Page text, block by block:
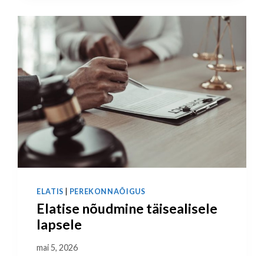
ELATIS PEREKONNAÕIGUS
Elatise nõudmine täisealisele
lapsele
mai 5, 2026